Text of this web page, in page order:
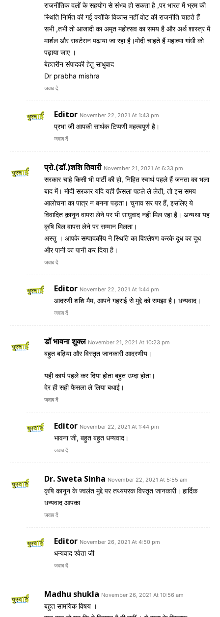
राजनीतिक दलों के सहयोग से संभव हो सकता है ,पर भारत में भ्रम की
स्थिति निर्मित की गई क्योंकि विकास नहीं वोट की राजनीति चाहते हैं
सभी ,तभी तो आजादी का अमृत महोत्सव का समय है और अर्थ शास्त्र में
मार्शल और राबर्टसन पढ़ाया जा रहा है।मोदी चाहते हैं महात्मा गांधी को
पढ़ाया जाए ।
बेहतरीन संपादकी हेतु साधुवाद
Dr prabha mishra
जवाब दें
Editor November 22, 2021 At 1:43 pm
प्रभा जी आपकी सार्थक टिप्पणी महत्वपूर्ण है।
जवाब दें
प्रो.(डॉ.)शशि तिवारी November 21, 2021 At 6:33 pm
सरकार चाहे किसी भी पार्टी की हो, निहित स्वार्थ पहले हैं जनता का भला
बाद में। मोदी सरकार यदि यही फ़ैसला पहले ले लेती, तो इस समय
आलोचना का पात्र न बनना पड़ता। चुनाव सर पर हैं, इसलिए ये
विवादित क़ानून वापस लेने पर भी साधुवाद नहीं मिल रहा है। अन्यथा यह
कृषि बिल वापस लेने पर सम्मान मिलता।
अस्तु । आपके सम्पादकीय ने स्थिति का विश्लेषण करके दूध का दूध
और पानी का पानी कर दिया है।
जवाब दें
Editor November 22, 2021 At 1:44 pm
आदरणी शशि मैम, आपने गहराई से मुद्दे को समझा है। धन्यवाद।
जवाब दें
डॉ भावना शुक्ल November 21, 2021 At 10:23 pm
बहुत बढ़िया और विस्तृत जानकारी आदरणीय।
यही कार्य पहले कर दिया होता बहुत उम्दा होता।
देर ही सही फैसला ले लिया बधाई।
जवाब दें
Editor November 22, 2021 At 1:44 pm
भावना जी, बहुत बहुत धन्यवाद।
जवाब दें
Dr. Sweta Sinha November 22, 2021 At 5:55 am
कृषि कानून के ज्वलंत मुद्दे पर तथ्यपरक विस्तृत जानकारी। हार्दिक
धन्यवाद आपका
जवाब दें
Editor November 26, 2021 At 4:50 pm
धन्यवाद श्वेता जी
जवाब दें
Madhu shukla November 26, 2021 At 10:56 am
बहुत सामयिक विषय ।